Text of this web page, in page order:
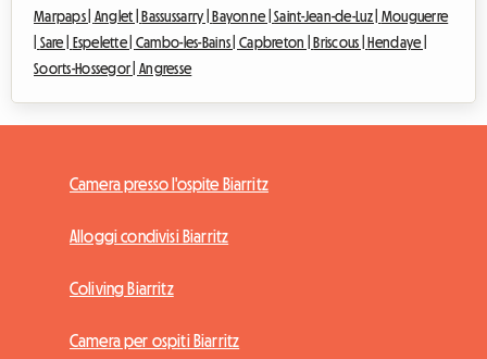
Marpaps | Anglet | Bassussarry | Bayonne |Saint-Jean-de-Luz | Mouguerre
Sare | Espelette | Cambo-les-Bains | Capbreton | Briscous |
Hendaye |
Soorts-Hossegor |Angresse
Camera presso l'ospite Biarritz
Alloggi condivisi Biarritz
Coliving Biarritz
Camera per ospiti Biarritz